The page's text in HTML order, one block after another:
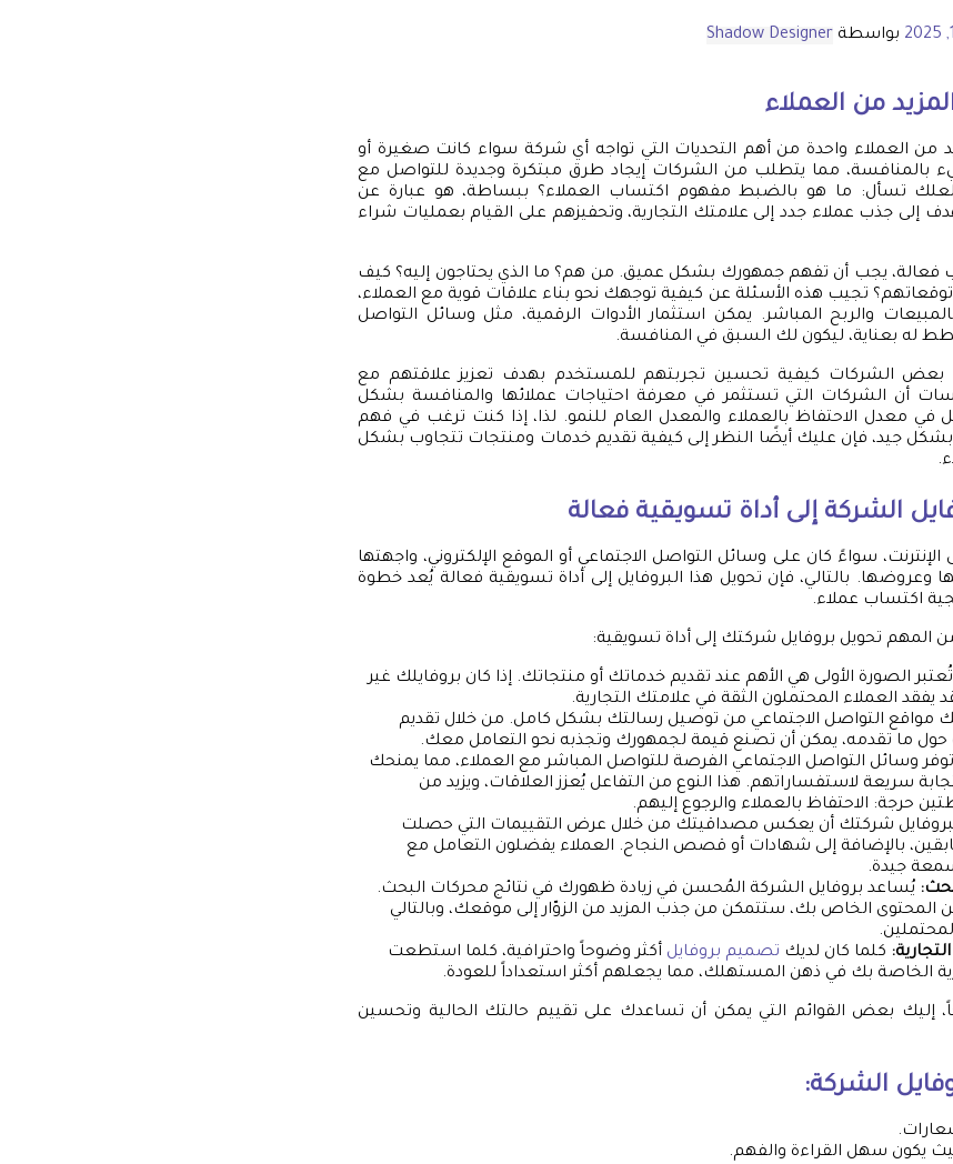
بواسطة Shadow Designer
من العملاء
من العملاء واحدة من أهم التحديات التي تواجه أي شركة سواء كانت صغيرة أو
بالمنافسة، مما يتطلب من الشركات إيجاد طرق مبتكرة وجديدة للتواصل مع
تسأل: ما هو بالضبط مفهوم اكتساب العملاء؟ ببساطة، هو عبارة عن
إلى جذب عملاء جدد إلى علامتك التجارية، وتحفيزهم على القيام بعمليات شراء
فعالة، يجب أن تفهم جمهورك بشكل عميق. من هم؟ ما الذي يحتاجون إليه؟ كيف
تجيب هذه الأسئلة عن كيفية توجهك نحو بناء علاقات قوية مع العملاء،
والربح المباشر. يمكن استثمار الأدوات الرقمية، مثل وسائل التواصل
له بعناية، ليكون لك السبق في المنافسة.
بعض الشركات كيفية تحسين تجربتهم للمستخدم بهدف تعزيز علاقتهم مع
أن الشركات التي تستثمر في معرفة احتياجات عملائها والمنافسة بشكل
معدل الاحتفاظ بالعملاء والمعدل العام للنمو. لذا، إذا كنت ترغب في فهم
جيد، فإن عليك أيضًا النظر إلى كيفية تقديم خدمات ومنتجات تتجاوب بشكل
الشركة إلى أداة تسويقية فعالة
سواءً كان على وسائل التواصل الاجتماعي أو الموقع الإلكتروني، واجهتها
وعروضها. بالتالي، فإن تحويل هذا البروفايل إلى أداة تسويقية فعالة يُعد خطوة
اكتساب عملاء.
تحويل بروفايل شركتك إلى أداة تسويقية:
تُعتبر الصورة الأولى هي الأهم عند تقديم خدماتك أو منتجاتك. إذا كان بروفايلك غير
العملاء المحتملون الثقة في علامتك التجارية.
مواقع التواصل الاجتماعي من توصيل رسالتك بشكل كامل. من خلال تقديم
حول ما تقدمه، يمكن أن تصنع قيمة لجمهورك وتجذبه نحو التعامل معك.
توفر وسائل التواصل الاجتماعي الفرصة للتواصل المباشر مع العملاء، مما يمنحك
سريعة لاستفساراتهم. هذا النوع من التفاعل يُعزز العلاقات، ويزيد من
حرجة: الاحتفاظ بالعملاء والرجوع إليهم.
شركتك أن يعكس مصداقيتك من خلال عرض التقييمات التي حصلت
بالإضافة إلى شهادات أو قصص النجاح. العملاء يفضلون التعامل مع
جيدة.
يُساعد بروفايل الشركة المُحسن في زيادة ظهورك في نتائج محركات البحث.
المحتوى الخاص بك، ستتمكن من جذب المزيد من الزوّار إلى موقعك، وبالتالي
كلما كان لديك تصميم بروفايل أكثر وضوحاً واحترافية، كلما استطعت
الخاصة بك في ذهن المستهلك، مما يجعلهم أكثر استعداداً للعودة.
إليك بعض القوائم التي يمكن أن تساعدك على تقييم حالتك الحالية وتحسين
الشركة:
يكون سهل القراءة والفهم.